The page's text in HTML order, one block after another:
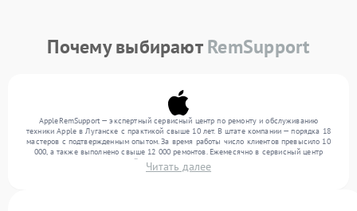
Почему выбираютRemSupport
AppleRemSupport — экспертный сервисный центр по ремонту и обслуживанию
техники Apple в Луганске с практикой свыше 10 лет. В штате компании — порядка 18
мастеров с подтвержденным опытом. За время работы число клиентов превысило 10
000, а также выполнено свыше 12 000 ремонтов. Ежемесячно в сервисный центр
поступает более 300 устройств, включая , , . Мы работаем с широким спектром
неисправностей и поддерживаем высокий стандарт качества благодаря опыту
Читать далее